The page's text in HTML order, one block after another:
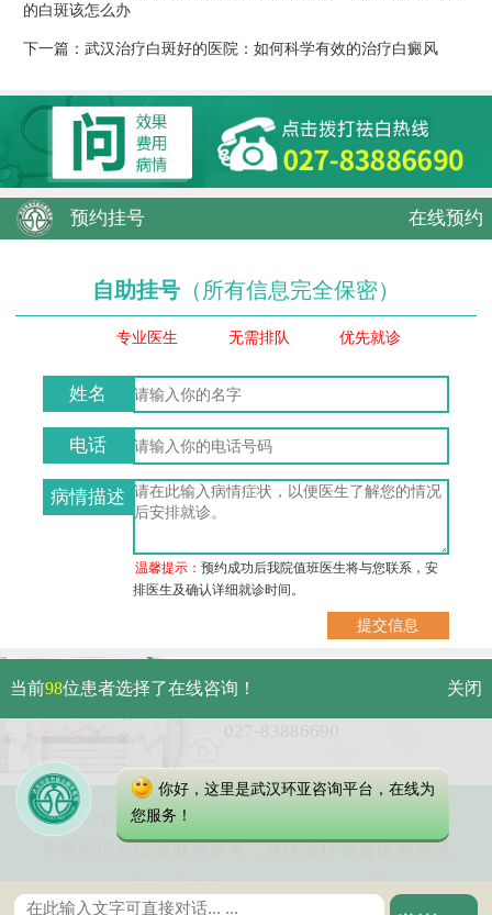
的白斑该怎么办
下一篇： 武汉治疗白斑好的医院：如何科学有效的治疗白癜风
预约挂号 在线预约
自助挂号 （所有信息完全保密）
专业医生 无需排队 优先就诊
姓名
电话
病情描述
温馨提示：预约成功后我院值班医生将与您联系，安
排医生及确认详细就诊时间。
武汉市硚口区解放大道479号
Copyright 2023 武汉环亚中医白癜风医院
本网站信息仅做健康参考，具体诊疗请遵医师意见
当前98位患者选择了在线咨询！ 关闭
你好，这里是武汉环亚咨询平台，在线为
您服务！